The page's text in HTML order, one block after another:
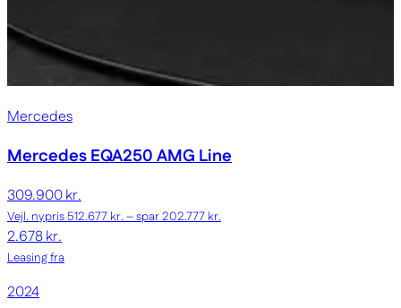
Mercedes
Mercedes EQA250AMG Line
309.900 kr.
Vejl. nypris 512.677 kr. – spar 202.777 kr.
2.678 kr.
Leasing fra
2024